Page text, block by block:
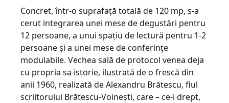
Concret, într-o suprafaţă totală de 120 mp, s-a
cerut integrarea unei mese de de­gustări pentru
12 persoane, a unui spaţiu de le­c­tu­ră pentru 1-2
persoane şi a unei mese de conferinţe
modulabile. Vechea sală de protocol venea deja
cu propria sa istorie, ilustrată de o frescă din
anii 1960, realizată de Alexan­dru Brătescu, fiul
scriitorului Brătescu-Voi­neşti, care – ce-i drept,